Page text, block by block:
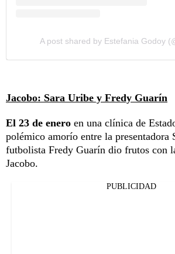
A post shared by Estefania Godoy
Jacobo: Sara Uribe y Fredy Guarín
El 23 de enero en una clínica de
polémico amorío entre la presentadora
futbolista Fredy Guarín dio frutos con
Jacobo.
PUBLICIDAD